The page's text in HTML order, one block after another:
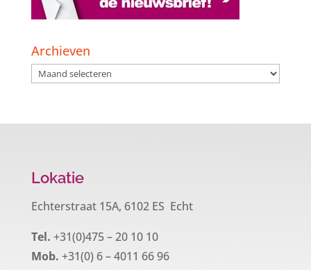
Archieven
Archieven
Lokatie
Echterstraat 15A, 6102 ES Echt
Tel. +31(0)475 – 20 10 10
Mob. +31(0) 6 – 4011 66 96